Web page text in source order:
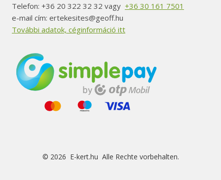
Telefon: +36 20 322 32 32 vagy +36 30 161 7501
e-mail cím: ertekesites@geoff.hu
További adatok, céginformáció itt
© 2026 E-kert.hu Alle Rechte vorbehalten.